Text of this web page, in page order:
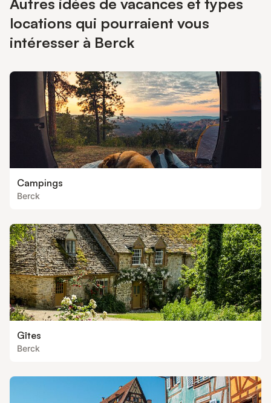
Autres idées de vacances et types
locations qui pourraient vous
intéresser à Berck
Campings
Berck
Gîtes
Berck